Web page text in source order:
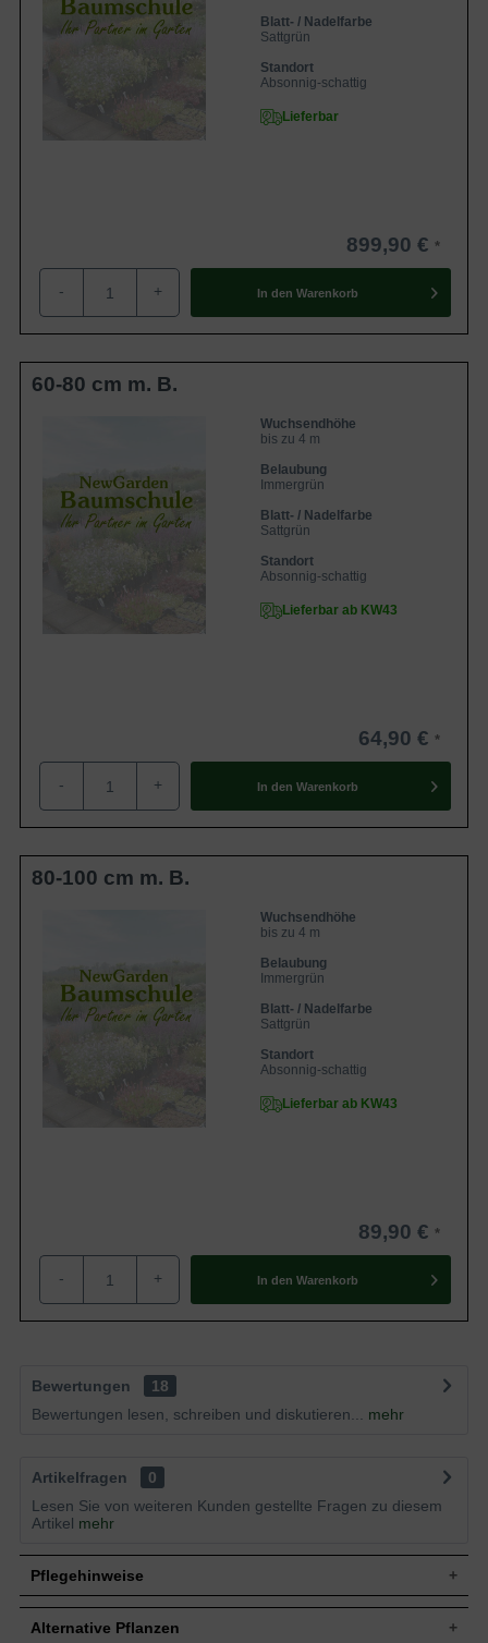
Blatt- / Nadelfarbe
Sattgrün
Standort
Absonnig-schattig
Lieferbar
899,90 €
- + In den Warenkorb
60-80 cm m. B.
Wuchsendhöhe
bis zu 4 m
Belaubung
Immergrün
Blatt- / Nadelfarbe
Sattgrün
Standort
Absonnig-schattig
Lieferbar ab KW43
64,90 €
- + In den Warenkorb
80-100 cm m. B.
Wuchsendhöhe
bis zu 4 m
Belaubung
Immergrün
Blatt- / Nadelfarbe
Sattgrün
Standort
Absonnig-schattig
Lieferbar ab KW43
89,90 €
- + In den Warenkorb
Bewertungen
18
Bewertungen lesen, schreiben und diskutieren...
mehr
Artikelfragen
0
Lesen Sie von weiteren Kunden gestellte Fragen zu diesem
Artikel mehr
Pflegehinweise
Alternative Pflanzen